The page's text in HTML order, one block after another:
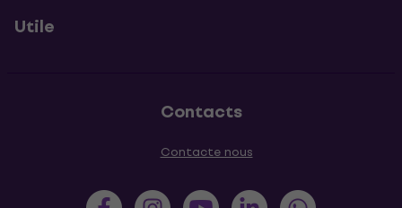
Utile
Contacts
Contacte nous